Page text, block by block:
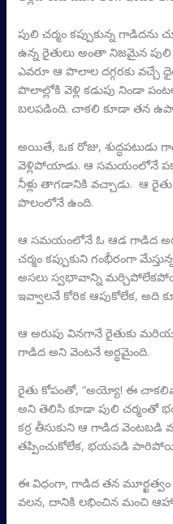
పులి చర్మం కప్పుకున్న
ఉన్న రైతులు అంతా నిజమైన
ఎవరూ ఆ పొలాల దగ్గరకు వచ్చే
పొలాల్లోకి వెళ్లి కడుపు నిండా
బలపడింది. చాకలి కూడా తన
అయితే, ఒక రోజు, శుద్ధపటుడు
వెళ్లిపోయాడు. ఆ సమయంలోనే
నీళ్లు తాగడానికి వచ్చాడు. ఆ
పొలంలోనే ఉంది.
ఆ సమయంలోనే ఓ ఆడ గాడిద
చర్మం కప్పుకుని గంభీరంగా
అసలు స్వభావాన్ని
ఇవ్వాలనే కోరిక ఆపుకోలేక, అది
ఆ అరుపు వినగానే రైతుకు
గాడిద అని వెంటనే అర్థమైంది.
రైతు కోపంతో, “అయ్యో! ఈ
అని తెలిసి కూడా పులి చర్మంతో
కర్ర తీసుకుని ఆ గాడిద
తప్పించుకోలేక, భయపడి
ఈ విధంగా, గాడిద తన
వలన, దానికి లభించిన మంచి